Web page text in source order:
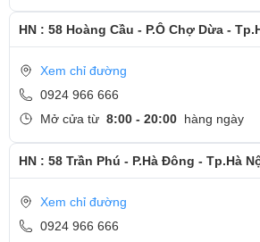
HN : 58 Hoàng Cầu - P.Ô Chợ Dừa -
Xem chỉ đường
0924 966 666
Mở cửa từ 8:00 - 20:00 hàng ngày
HN : 58 Trần Phú - P.Hà Đông - Tp.Hà
Xem chỉ đường
0924 966 666